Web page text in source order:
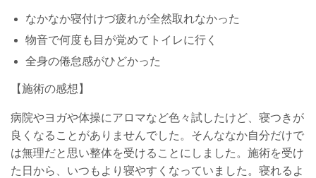
なかなか寝付けづ疲れが全然取れなかった
物音で何度も目が覚めてトイレに行く
全身の倦怠感がひどかった
【施術の感想】
病院やヨガや体操にアロマなど色々試したけど、寝つきが
良くなることがありませんでした。そんななか自分だけで
は無理だと思い整体を受けることにしました。施術を受け
た日から、いつもより寝やすくなっていました。寝れるよ